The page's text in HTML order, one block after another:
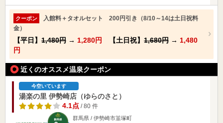
クーポン
入館料＋タオルセット 200円引き（8/10～14は土日祝料
金）
【平日】 1,480円 → 1,280円 【土日祝】 1,680円 → 1,480
円
近くのオススメ温泉クーポン
今空いています
湯楽の里 伊勢崎店（ゆらのさと）
4.1点/ 80 件
群馬県 / 伊勢崎市韮塚町